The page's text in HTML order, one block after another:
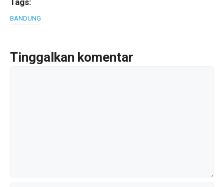
ce
b
o
k
p
m
Tags:
BANDUNG
Tinggalkan komentar